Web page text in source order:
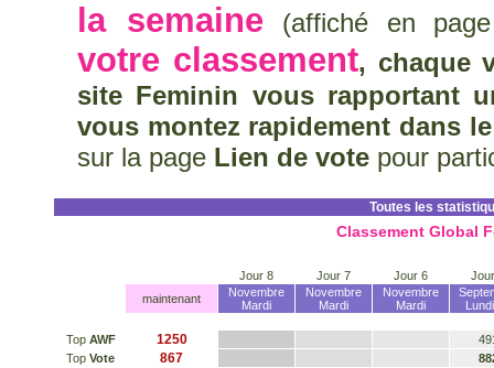
la semaine(affiché en
votre classement, chaque
site Feminin vous rapportant
vous montez rapidement dans
sur la page Lien de vote pour
Toutes les
Classement Global
Jour 8 Jour 7 Jour 6
maintenant
Novembre
Mardi
Novembre
Mardi
Novembre
Mardi
Top AWF 1250
Top Vote 867